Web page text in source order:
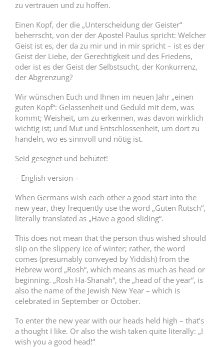
zu vertrauen und zu hoffen.
Einen Kopf, der die „Unterscheidung der Geister“
beherrscht, von der der Apostel Paulus spricht: Welcher
Geist ist es, der da zu mir und in mir spricht – ist es der
Geist der Liebe, der Gerechtigkeit und des Friedens,
oder ist es der Geist der Selbstsucht, der Konkurrenz,
der Abgrenzung?
Wir wünschen Euch und Ihnen im neuen Jahr „einen
guten Kopf“: Gelassenheit und Geduld mit dem, was
kommt; Weisheit, um zu erkennen, was davon wirklich
wichtig ist; und Mut und Entschlossenheit, um dort zu
handeln, wo es sinnvoll und nötig ist.
Seid gesegnet und behütet!
– English version –
When Germans wish each other a good start into the
new year, they frequently use the word „Guten Rutsch“,
literally translated as „Have a good sliding“.
This does not mean that the person thus wished should
slip on the slippery ice of winter; rather, the word
comes (presumably conveyed by Yiddish) from the
Hebrew word „Rosh“, which means as much as head or
beginning. „Rosh Ha-Shanah“, the „head of the year“, is
also the name of the Jewish New Year – which is
celebrated in September or October.
To enter the new year with our heads held high – that’s
a thought I like. Or also the wish taken quite literally: „I
wish you a good head!“